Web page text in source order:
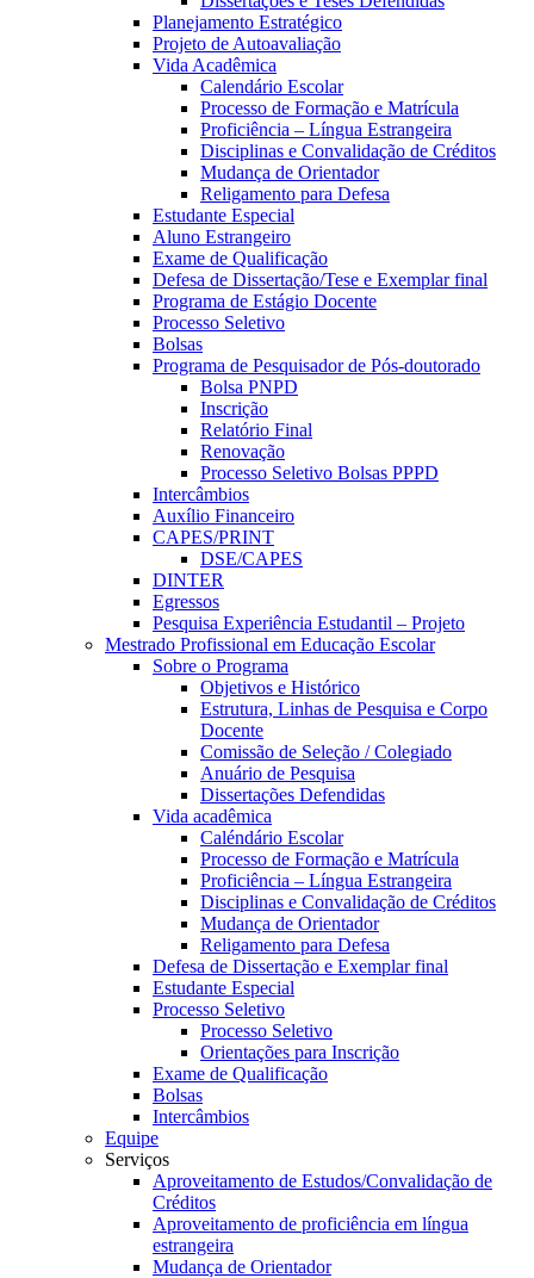
Planejamento Estratégico
Projeto de Autoavaliação
Vida Acadêmica
Calendário Escolar
Processo de Formação e Matrícula
Proficiência – Língua Estrangeira
Disciplinas e Convalidação de Créditos
Mudança de Orientador
Religamento para Defesa
Estudante Especial
Aluno Estrangeiro
Exame de Qualificação
Defesa de Dissertação/Tese e Exemplar final
Programa de Estágio Docente
Processo Seletivo
Bolsas
Programa de Pesquisador de Pós-doutorado
Bolsa PNPD
Inscrição
Relatório Final
Renovação
Processo Seletivo Bolsas PPPD
Intercâmbios
Auxílio Financeiro
CAPES/PRINT
DSE/CAPES
DINTER
Egressos
Pesquisa Experiência Estudantil – Projeto
Mestrado Profissional em Educação Escolar
Sobre o Programa
Objetivos e Histórico
Estrutura, Linhas de Pesquisa e Corpo
Docente
Comissão de Seleção / Colegiado
Anuário de Pesquisa
Dissertações Defendidas
Vida acadêmica
Caléndário Escolar
Processo de Formação e Matrícula
Proficiência – Língua Estrangeira
Disciplinas e Convalidação de Créditos
Mudança de Orientador
Religamento para Defesa
Defesa de Dissertação e Exemplar final
Estudante Especial
Processo Seletivo
Processo Seletivo
Orientações para Inscrição
Exame de Qualificação
Bolsas
Intercâmbios
Equipe
Serviços
Aproveitamento de Estudos/Convalidação de
Créditos
Aproveitamento de proficiência em língua
estrangeira
Mudança de Orientador